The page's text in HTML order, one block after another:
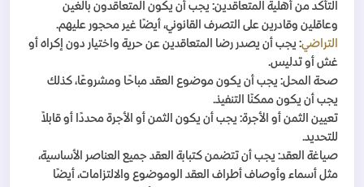
التأكد من أهلية المتعاقدين: يجب أن يكون المتعاقدون بالغين
وعاقلين وقادرين على التصرف القانوني، أيضًا غير محجور عليهم.
التراضي: يجب أن يصدر رضا المتعاقدين عن حرية واختيار دون إكراه أو
غش أو تدليس.
صحة المحل: يجب أن يكون موضوع العقد مباحًا ومشروعًا، كذلك
يجب أن يكون ممكنًا التنفيذ.
تعيين الثمن أو الأجرة: يجب أن يكون الثمن أو الأجرة محددًا أو قابلاً
للتحديد.
صياغة العقد: يجب أن تتضمن كتبابة العقد جميع العناصر الأساسية،
مثل أسماء وأوصاف أطراف العقد الوموضوع والالتزامات، أيضًا